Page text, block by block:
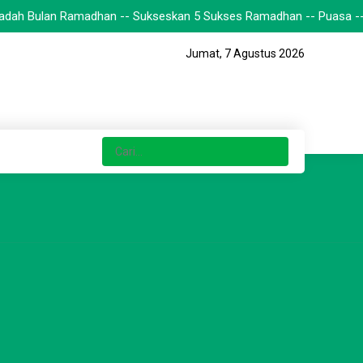
Bulan Ramadhan -- Sukseskan 5 Sukses Ramadhan --
Jumat, 7 Agustus 2026